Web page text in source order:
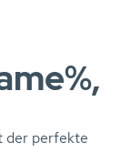
der perfekte